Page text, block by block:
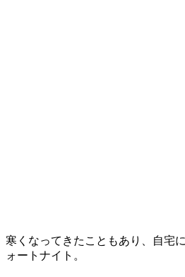
寒くなってきたこともあり、自宅
ォートナイト。